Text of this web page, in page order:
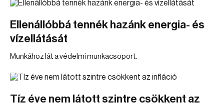
Ellenállóbbá tennék hazánk energia- és
vízellátását
Munkához lát a védelmi munkacsoport.
Tíz éve nem látott szintre csökkent az